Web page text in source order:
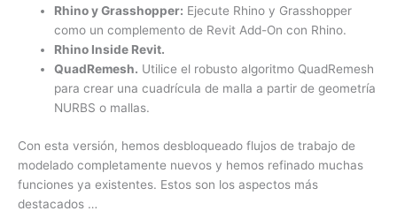
Rhino y Grasshopper: Ejecute Rhino y Grasshopper
como un complemento de Revit Add-On con Rhino.
Rhino Inside Revit.
QuadRemesh. Utilice el robusto algoritmo QuadRemesh
para crear una cuadrícula de malla a partir de geometría
NURBS o mallas.
Con esta versión, hemos desbloqueado flujos de trabajo de
modelado completamente nuevos y hemos refinado muchas
funciones ya existentes. Estos son los aspectos más
destacados …